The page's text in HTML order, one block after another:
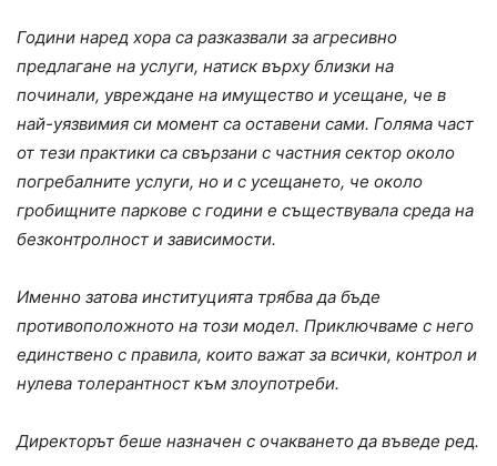
Години наред хора са разказвали за агресивно
предлагане на услуги, натиск върху близки на
починали, увреждане на имущество и усещане, че в
най-уязвимия си момент са оставени сами. Голяма част
от тези практики са свързани с частния сектор около
погребалните услуги, но и с усещането, че около
гробищните паркове с години е съществувала среда на
безконтролност и зависимости.
Именно затова институцията трябва да бъде
противоположното на този модел. Приключваме с него
единствено с правила, които важат за всички, контрол и
нулева толерантност към злоупотреби.
Директорът беше назначен с очакването да въведе ред.